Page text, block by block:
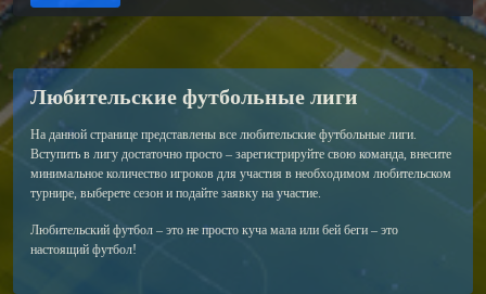
Любительские футбольные лиги
На данной странице представлены все любительские футбольные лиги.
Вступить в лигу достаточно просто – зарегистрируйте свою команда, внесите
минимальное количество игроков для участия в необходимом любительском
турнире, выберете сезон и подайте заявку на участие.
Любительский футбол – это не просто куча мала или бей беги – это
настоящий футбол!